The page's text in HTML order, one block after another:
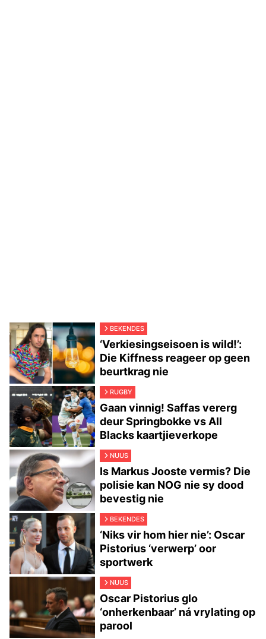
BEKENDES
‘Verkiesingseisoen is wild!’:
Die Kiffness reageer op geen
beurtkrag nie
RUGBY
Gaan vinnig! Saffas vererg
deur Springbokke vs All
Blacks kaartjieverkope
NUUS
Is Markus Jooste vermis? Die
polisie kan NOG nie sy dood
bevestig nie
BEKENDES
‘Niks vir hom hier nie’: Oscar
Pistorius ‘verwerp’ oor
sportwerk
NUUS
Oscar Pistorius glo
‘onherkenbaar’ ná vrylating op
parool